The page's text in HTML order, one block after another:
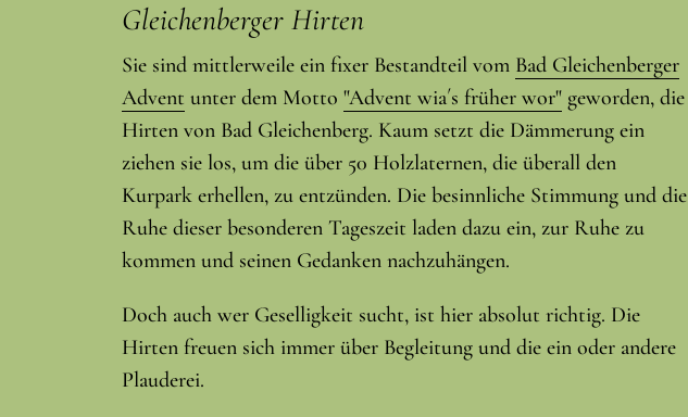
Gleichenberger Hirten
Sie sind mittlerweile ein fixer Bestandteil vom Bad Gleichenberger
Advent unter dem Motto "Advent wia´s früher wor" geworden, die
Hirten von Bad Gleichenberg. Kaum setzt die Dämmerung ein
ziehen sie los, um die über 50 Holzlaternen, die überall den
Kurpark erhellen, zu entzünden. Die besinnliche Stimmung und die
Ruhe dieser besonderen Tageszeit laden dazu ein, zur Ruhe zu
kommen und seinen Gedanken nachzuhängen.
Doch auch wer Geselligkeit sucht, ist hier absolut richtig. Die
Hirten freuen sich immer über Begleitung und die ein oder andere
Plauderei.